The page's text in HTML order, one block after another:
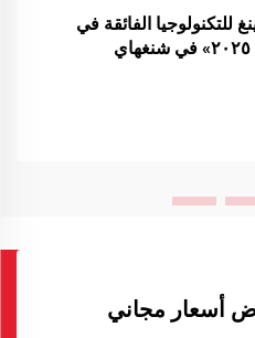
الفائقة في
أسعار مجاني